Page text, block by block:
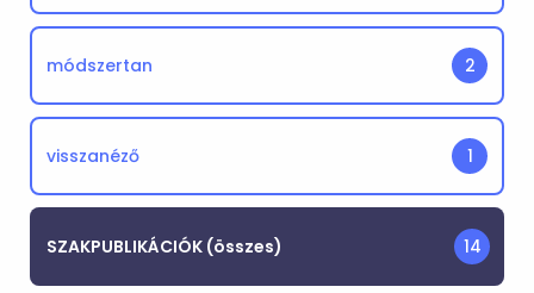
módszertan 2
visszanéző 1
SZAKPUBLIKÁCIÓK (összes) 14